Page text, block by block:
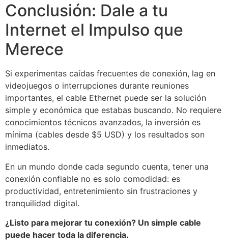
Conclusión: Dale a tu
Internet el Impulso que
Merece
Si experimentas caídas frecuentes de conexión, lag en
videojuegos o interrupciones durante reuniones
importantes, el cable Ethernet puede ser la solución
simple y económica que estabas buscando. No requiere
conocimientos técnicos avanzados, la inversión es
mínima (cables desde $5 USD) y los resultados son
inmediatos.
En un mundo donde cada segundo cuenta, tener una
conexión confiable no es solo comodidad: es
productividad, entretenimiento sin frustraciones y
tranquilidad digital.
¿Listo para mejorar tu conexión? Un simple cable
puede hacer toda la diferencia.